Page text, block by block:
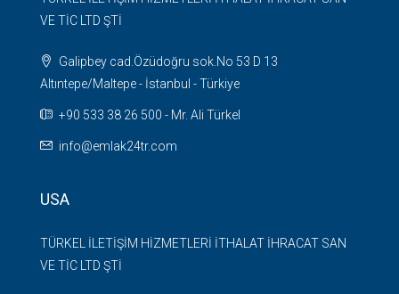
VE TİC LTD ŞTİ
Galipbey cad.Özüdoğru sok.No 53 D 13
Altıntepe/Maltepe - İstanbul - Türkiye
+90 533 38 26 500 - Mr. Ali Türkel
info@emlak24tr.com
USA
TÜRKEL İLETİŞİM HİZMETLERİ İTHALAT İHRACAT SAN
VE TİC LTD ŞTİ